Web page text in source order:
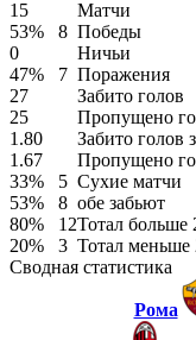
15
Матчи
53% 8 Победы
0
Ничьи
47% 7 Поражения
27
Забито голов
25
Пропущено
1.80
Забито голов
1.67
Пропущено
33% 5 Сухие матчи
53% 8 обе забьют
80% 12Тотал больше
20% 3 Тотал меньше
Сводная статистика
Рома